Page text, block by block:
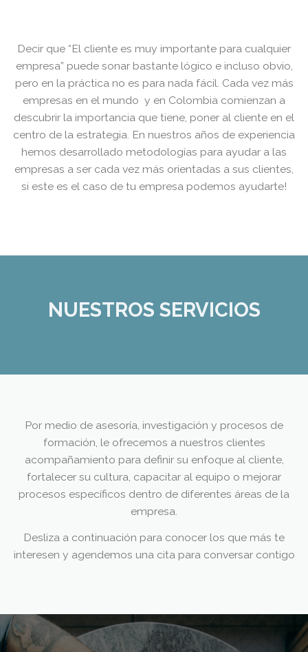
Decir que “El cliente es muy importante para cualquier
empresa” puede sonar bastante lógico e incluso obvio,
pero en la práctica no es para nada fácil. Cada vez más
empresas en el mundo y en Colombia comienzan a
descubrir la importancia que tiene, poner al cliente en el
centro de la estrategia. En nuestros años de experiencia
hemos desarrollado metodologías para ayudar a las
empresas a ser cada vez más orientadas a sus clientes,
si este es el caso de tu empresa podemos ayudarte!
NUESTROS SERVICIOS
Por medio de asesoría, investigación y procesos de
formación, le ofrecemos a nuestros clientes
acompañamiento para definir su enfoque al cliente,
fortalecer su cultura, capacitar al equipo o mejorar
procesos específicos dentro de diferentes áreas de la
empresa.
Desliza a continuación para conocer los que más te
interesen y agendemos una cita para conversar contigo